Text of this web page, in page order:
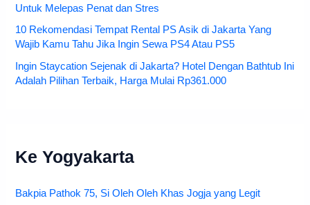
Untuk Melepas Penat dan Stres
10 Rekomendasi Tempat Rental PS Asik di Jakarta Yang
Wajib Kamu Tahu Jika Ingin Sewa PS4 Atau PS5
Ingin Staycation Sejenak di Jakarta? Hotel Dengan Bathtub Ini
Adalah Pilihan Terbaik, Harga Mulai Rp361.000
Ke Yogyakarta
Bakpia Pathok 75, Si Oleh Oleh Khas Jogja yang Legit